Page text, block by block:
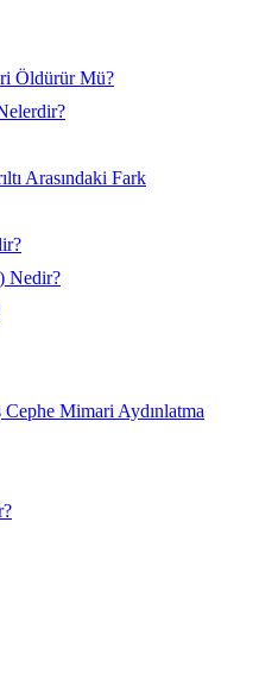
Öldürür Mü?
Arasındaki Fark
Nedir?
Mimari Aydınlatma